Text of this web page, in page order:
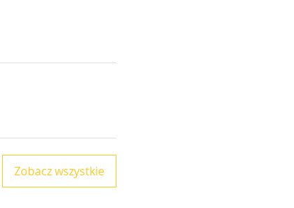
Zobacz wszystkie